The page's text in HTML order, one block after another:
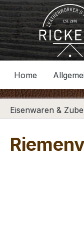
Hauptinhalt
Zur Suche springen
Zur
Home
Eisenwaren &